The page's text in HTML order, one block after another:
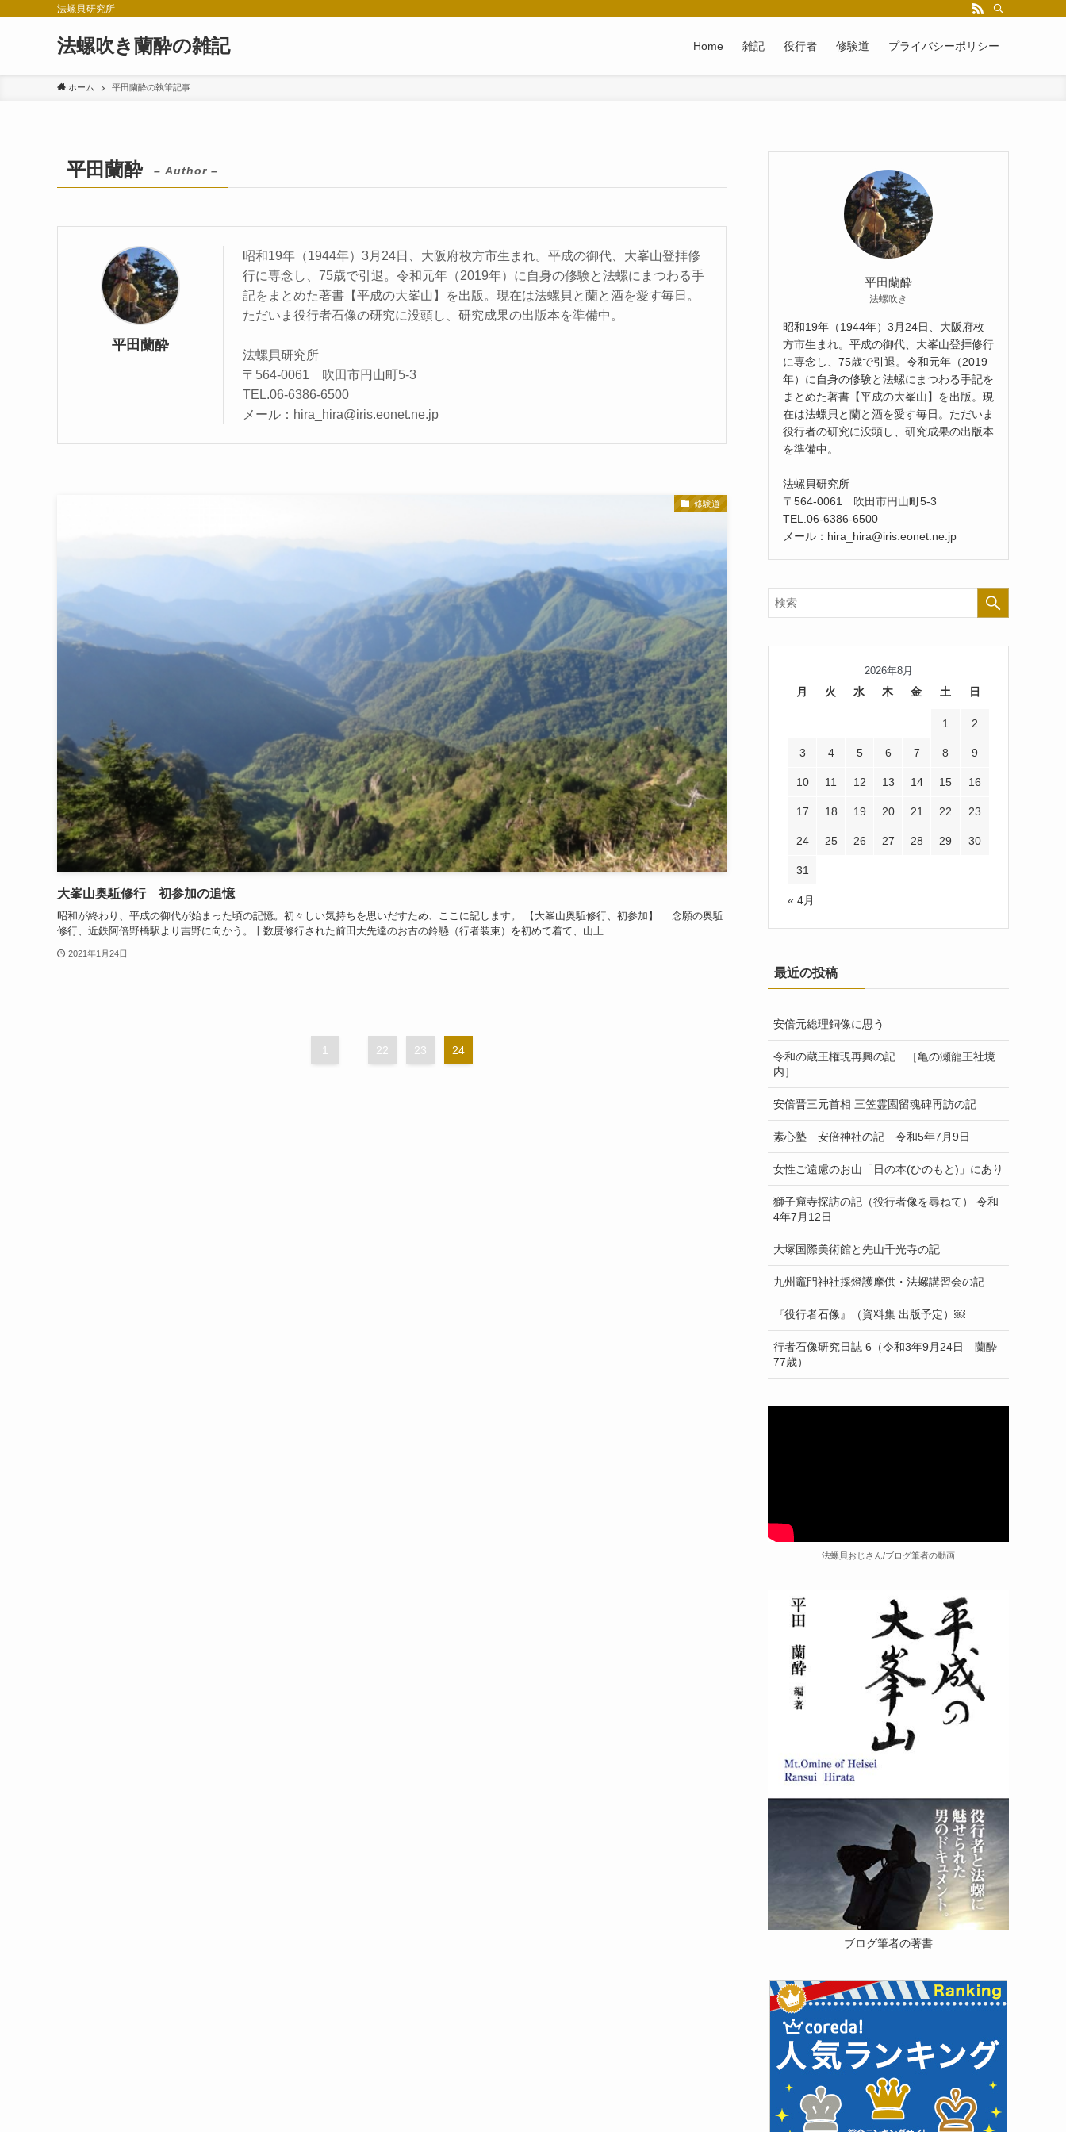
法螺貝研究所
法螺吹き蘭酔の雑記 Home 雑記 役行者 修験道 プライバシーポリシー
ホーム 平田蘭酔の執筆記事
平田蘭酔 – Author –
平田蘭酔
昭和19年（1944年）3月24日、大阪府枚方市生まれ。平成の御代、大峯山登拝修
行に専念し、75歳で引退。令和元年（2019年）に自身の修験と法螺にまつわる手
記をまとめた著書【平成の大峯山】を出版。現在は法螺貝と蘭と酒を愛す毎日。
ただいま役行者石像の研究に没頭し、研究成果の出版本を準備中。
法螺貝研究所
〒564-0061 吹田市円山町5-3
TEL.06-6386-6500
メール：hira_hira@iris.eonet.ne.jp
修験道
大峯山奥駈修行 初参加の追憶
昭和が終わり、平成の御代が始まった頃の記憶。初々しい気持ちを思いだすため、ここに記します。 【大峯山奥駈修行、初参加】 念願の奥駈
修行、近鉄阿倍野橋駅より吉野に向かう。十数度修行された前田大先達のお古の鈴懸（行者装束）を初めて着て、山上...
2021年1月24日
1 22 23 24
平田蘭酔
法螺吹き
昭和19年（1944年）3月24日、大阪府枚
方市生まれ。平成の御代、大峯山登拝修行
に専念し、75歳で引退。令和元年（2019
年）に自身の修験と法螺にまつわる手記を
まとめた著書【平成の大峯山】を出版。現
在は法螺貝と蘭と酒を愛す毎日。ただいま
役行者の研究に没頭し、研究成果の出版本
を準備中。
法螺貝研究所
〒564-0061 吹田市円山町5-3
TEL.06-6386-6500
メール：hira_hira@iris.eonet.ne.jp
2026年8月
月 火 水 木 金 土 日
1 2
3 4 5 6 7 8 9
10 11 12 13 14 15 16
17 18 19 20 21 22 23
24 25 26 27 28 29 30
31
« 4月
最近の投稿
安倍元総理銅像に思う
令和の蔵王権現再興の記 ［亀の瀬龍王社境
内］
安倍晋三元首相 三笠霊園留魂碑再訪の記
素心塾 安倍神社の記 令和5年7月9日
女性ご遠慮のお山「日の本(ひのもと)」にあり
獅子窟寺探訪の記（役行者像を尋ねて） 令和
4年7月12日
大塚国際美術館と先山千光寺の記
九州竈門神社採燈護摩供・法螺講習会の記
『役行者石像』（資料集 出版予定）￼
行者石像研究日誌 6（令和3年9月24日 蘭酔
77歳）
法螺貝おじさん/ブログ筆者の動画
ブログ筆者の著書